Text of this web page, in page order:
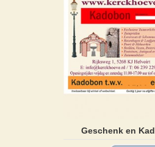
Geschenk en